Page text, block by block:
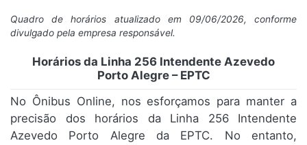
Quadro de horários atualizado em 09/06/2026, conforme
divulgado pela empresa responsável.
Horários da Linha 256 Intendente Azevedo
Porto Alegre – EPTC
No Ônibus Online, nos esforçamos para manter a
precisão dos horários da Linha 256 Intendente
Azevedo Porto Alegre da EPTC. No entanto,